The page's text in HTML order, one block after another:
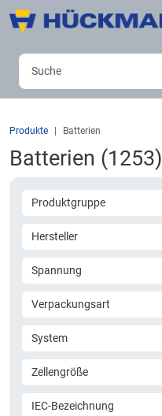
Produkte Batterien
Batterien (1253)
Produktgruppe
Hersteller
Spannung
Verpackungsart
System
Zellengröße
IEC-Bezeichnung